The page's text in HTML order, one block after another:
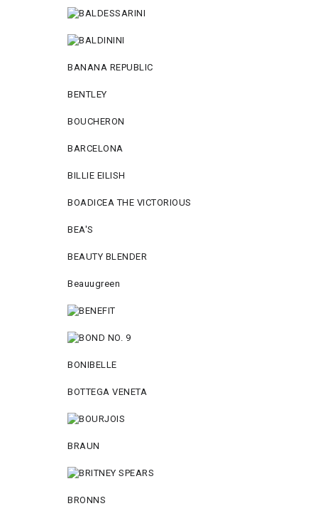
BANANA REPUBLIC
BENTLEY
BOUCHERON
BARCELONA
BILLIE EILISH
BOADICEA THE VICTORIOUS
BEA'S
BEAUTY BLENDER
Beauugreen
BONIBELLE
BOTTEGA VENETA
BRAUN
BRONNS